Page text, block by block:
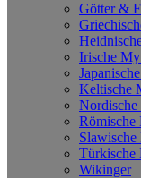
Götter &
Irische
Keltische
Türkische
Wikinger